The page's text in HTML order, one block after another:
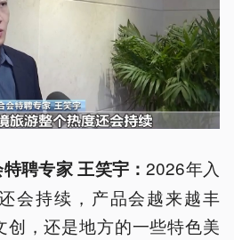
聘专家 王笑宇：2026年入
会持续，产品会越来越丰
创，还是地方的一些特色美